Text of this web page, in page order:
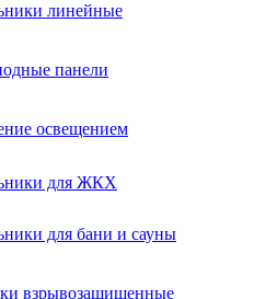
линейные
панели
освещением
для ЖКХ
для бани и сауны
взрывозащищенные